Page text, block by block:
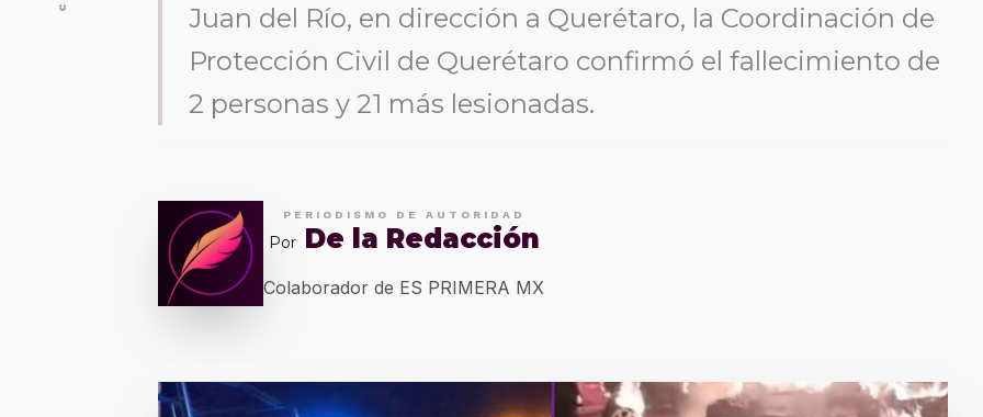
Juan del Río, en dirección a Querétaro, la Coordinación de
Protección Civil de Querétaro confirmó el fallecimiento de
2 personas y 21 más lesionadas.
PERIODISMO DE AUTORIDAD
Por De la Redacción
Colaborador de ES PRIMERA MX